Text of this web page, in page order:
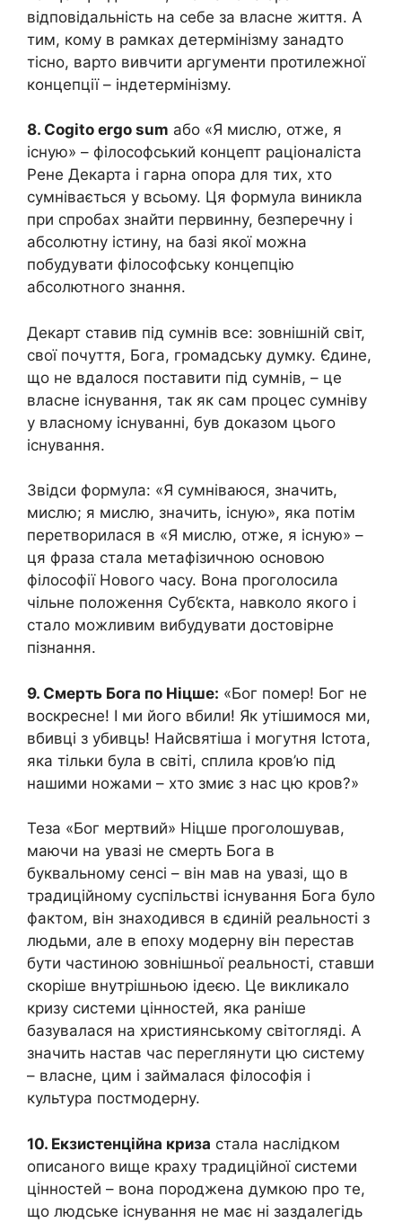
відповідальність на себе за власне життя. А
тим, кому в рамках детермінізму занадто
тісно, варто вивчити аргументи протилежної
концепції – індетермінізму.
8. Cogito ergo sum або «Я мислю, отже, я
існую» – філософський концепт раціоналіста
Рене Декарта і гарна опора для тих, хто
сумнівається у всьому. Ця формула виникла
при спробах знайти первинну, безперечну і
абсолютну істину, на базі якої можна
побудувати філософську концепцію
абсолютного знання.
Декарт ставив під сумнів все: зовнішній світ,
свої почуття, Бога, громадську думку. Єдине,
що не вдалося поставити під сумнів, – це
власне існування, так як сам процес сумніву
у власному існуванні, був доказом цього
існування.
Звідси формула: «Я сумніваюся, значить,
мислю; я мислю, значить, існую», яка потім
перетворилася в «Я мислю, отже, я існую» –
ця фраза стала метафізичною основою
філософії Нового часу. Вона проголосила
чільне положення Суб’єкта, навколо якого і
стало можливим вибудувати достовірне
пізнання.
9. Смерть Бога по Ніцше: «Бог помер! Бог не
воскресне! І ми його вбили! Як утішимося ми,
вбивці з убивць! Найсвятіша і могутня Істота,
яка тільки була в світі, сплила кров’ю під
нашими ножами – хто змиє з нас цю кров?»
Теза «Бог мертвий» Ніцше проголошував,
маючи на увазі не смерть Бога в
буквальному сенсі – він мав на увазі, що в
традиційному суспільстві існування Бога було
фактом, він знаходився в єдиній реальності з
людьми, але в епоху модерну він перестав
бути частиною зовнішньої реальності, ставши
скоріше внутрішньою ідеєю. Це викликало
кризу системи цінностей, яка раніше
базувалася на християнському світогляді. А
значить настав час переглянути цю систему
– власне, цим і займалася філософія і
культура постмодерну.
10. Екзистенційна криза стала наслідком
описаного вище краху традиційної системи
цінностей – вона породжена думкою про те,
що людське існування не має ні заздалегідь